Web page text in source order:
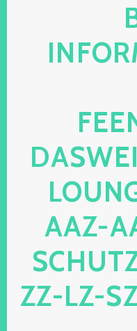
Z-
HUTZ –
LZ-SZ-